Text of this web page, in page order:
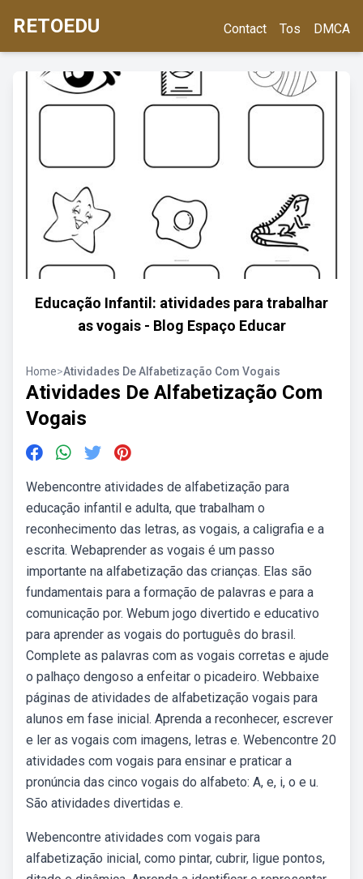
RETOEDU Contact Tos DMCA
Educação Infantil: atividades para trabalhar
as vogais - Blog Espaço Educar
Home>Atividades De Alfabetização Com Vogais
Atividades De Alfabetização Com
Vogais
Webencontre atividades de alfabetização para
educação infantil e adulta, que trabalham o
reconhecimento das letras, as vogais, a caligrafia e a
escrita. Webaprender as vogais é um passo
importante na alfabetização das crianças. Elas são
fundamentais para a formação de palavras e para a
comunicação por. Webum jogo divertido e educativo
para aprender as vogais do português do brasil.
Complete as palavras com as vogais corretas e ajude
o palhaço dengoso a enfeitar o picadeiro. Webbaixe
páginas de atividades de alfabetização vogais para
alunos em fase inicial. Aprenda a reconhecer, escrever
e ler as vogais com imagens, letras e. Webencontre 20
atividades com vogais para ensinar e praticar a
pronúncia das cinco vogais do alfabeto: A, e, i, o e u.
São atividades divertidas e.
Webencontre atividades com vogais para
alfabetização inicial, como pintar, cubrir, ligue pontos,